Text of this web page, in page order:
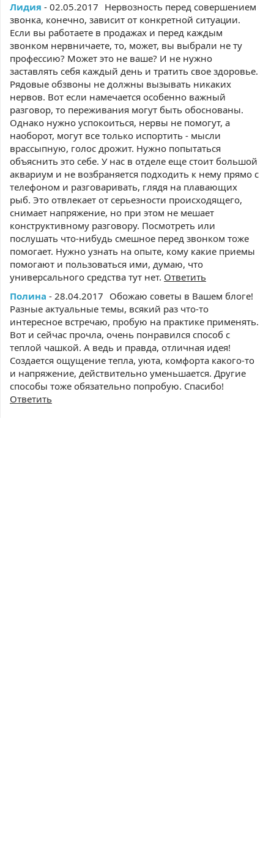
Лидия - 02.05.2017 Нервозность перед совершением
звонка, конечно, зависит от конкретной ситуации.
Если вы работаете в продажах и перед каждым
звонком нервничаете, то, может, вы выбрали не ту
профессию? Может это не ваше? И не нужно
заставлять себя каждый день и тратить свое здоровье.
Рядовые обзвоны не должны вызывать никаких
нервов. Вот если намечается особенно важный
разговор, то переживания могут быть обоснованы.
Однако нужно успокоиться, нервы не помогут, а
наоборот, могут все только испортить - мысли
врассыпную, голос дрожит. Нужно попытаться
объяснить это себе. У нас в отделе еще стоит большой
аквариум и не возбраняется подходить к нему прямо с
телефоном и разговаривать, глядя на плавающих
рыб. Это отвлекает от серьезности происходящего,
снимает напряжение, но при этом не мешает
конструктивному разговору. Посмотреть или
послушать что-нибудь смешное перед звонком тоже
помогает. Нужно узнать на опыте, кому какие приемы
помогают и пользоваться ими, думаю, что
универсального средства тут нет. Ответить
Полина - 28.04.2017 Обожаю советы в Вашем блоге!
Разные актуальные темы, всякий раз что-то
интересное встречаю, пробую на практике применять.
Вот и сейчас прочла, очень понравился способ с
теплой чашкой. А ведь и правда, отличная идея!
Создается ощущение тепла, уюта, комфорта какого-то
и напряжение, действительно уменьшается. Другие
способы тоже обязательно попробую. Спасибо!
Ответить